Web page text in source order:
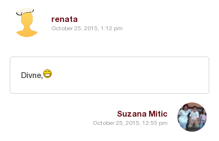
renata
October 25, 2015, 1:12 pm
Suzana Mitic
October 25, 2015, 12:55 pm
Divne,